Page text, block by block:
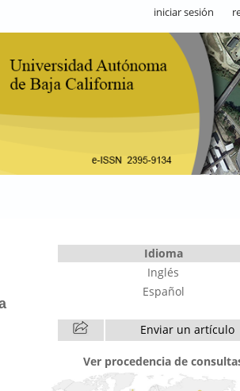
iniciar sesión
Idioma
Inglés
Español
Enviar un artículo
Ver procedencia de